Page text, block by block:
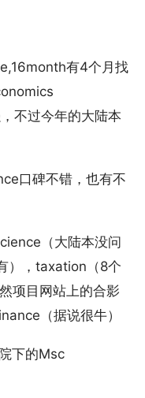
有4个月找
不过今年的大陆本
口碑不错，也有不
（大陆本没问
），taxation（8个
项目网站上的合影
（据说很牛）
下的Msc